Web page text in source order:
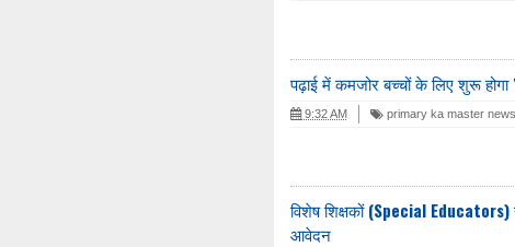
पढ़ाई में कमजोर बच्चों के लिए शुरू
9:32 AM primary ka master news
विशेष शिक्षकों (Special
आवेदन